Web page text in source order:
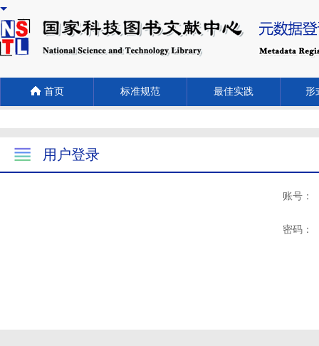
首页 标准规范 最佳实践 形
用户登录
账号：
密码：